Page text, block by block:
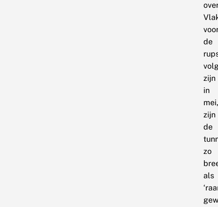
de
zijn
in
mei,
zijn
de
zo
als